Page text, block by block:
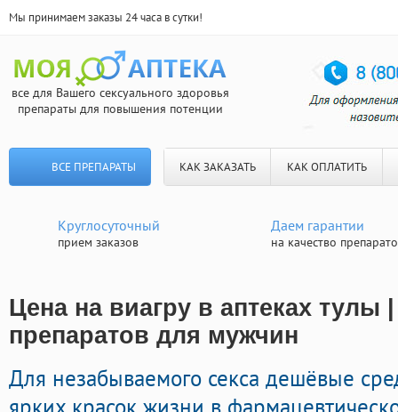
Мы принимаем заказы 24 часа в сутки!
все для Вашего сексуального здоровья
препараты для повышения потенции
ВСЕ ПРЕПАРАТЫ КАК ЗАКАЗАТЬ КАК ОПЛАТИТЬ
Круглосуточный
прием заказов
Даем гарантии
на качество
Цена на виагру в аптеках тулы
препаратов для мужчин
Для незабываемого секса дешёвые